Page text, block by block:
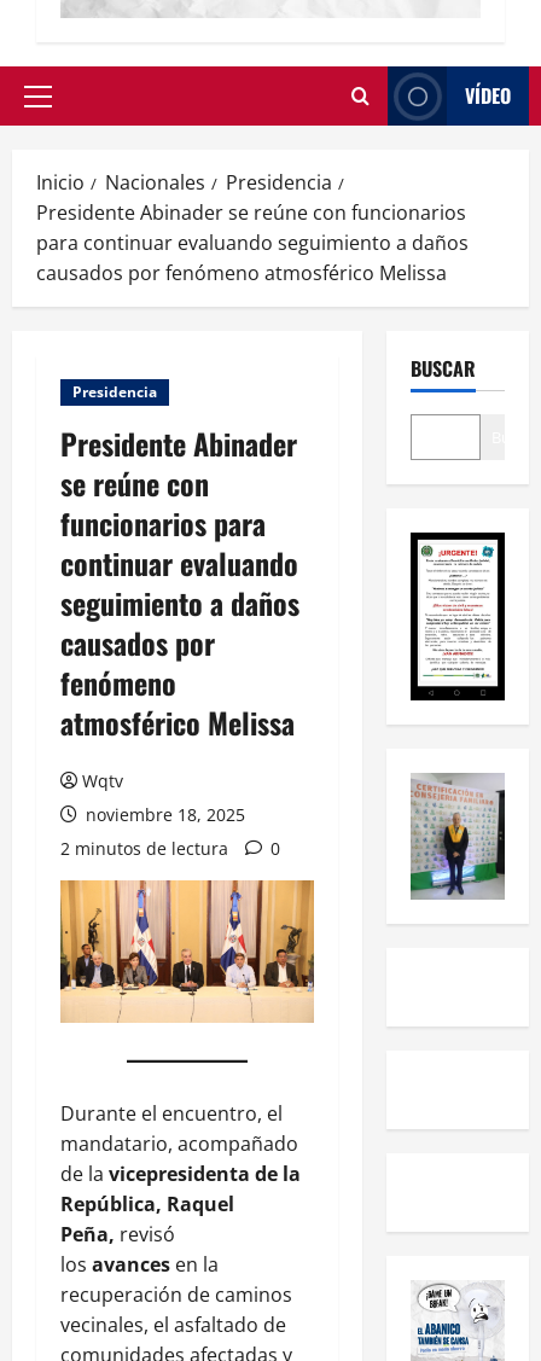
VÍDEO
Inicio Nacionales
Presidencia
Presidente Abinader se reúne con funcionarios
para continuar evaluando seguimiento a daños
causados por fenómeno atmosférico Melissa
Presidencia
Presidente Abinader
se reúne con
funcionarios para
continuar evaluando
seguimiento a daños
causados por
fenómeno
atmosférico Melissa
Wqtv
noviembre 18, 2025
2 minutos de lectura
0
Durante el encuentro, el
mandatario, acompañado
de la vicepresidenta de la
República, Raquel
Peña, revisó
los avances en la
recuperación de caminos
vecinales, el asfaltado de
comunidades afectadas y
BUSCAR